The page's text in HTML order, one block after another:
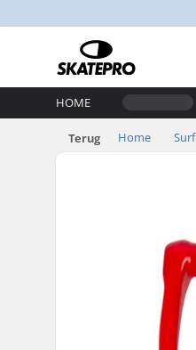
HOME
Terug Home Surf